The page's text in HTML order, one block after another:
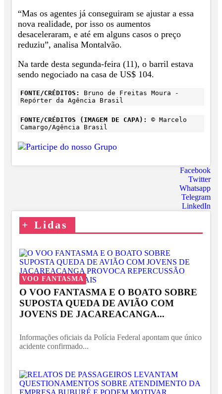
“Mas os agentes já conseguiram se ajustar a essa
nova realidade, por isso os aumentos
desaceleraram, e até em alguns casos o preço
reduziu”, analisa Montalvão.
Na tarde desta segunda-feira (11), o barril estava
sendo negociado na casa de US$ 104.
FONTE/CRÉDITOS:
Bruno de Freitas Moura -
Repórter da Agência Brasil
FONTE/CRÉDITOS (IMAGEM DE CAPA):
© Marcelo
Camargo/Agência Brasil
Facebook
Twitter
Whatsapp
Telegram
LinkedIn
+ Lidas
VOO FANTASMA
O VOO FANTASMA E O BOATO SOBRE
SUPOSTA QUEDA DE AVIÃO COM
JOVENS DE JACAREACANGA...
Informações oficiais da Polícia Federal apontam que único
acidente confirmado...